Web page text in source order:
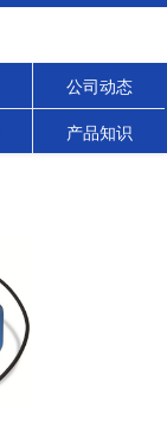
公司动态
产品知识